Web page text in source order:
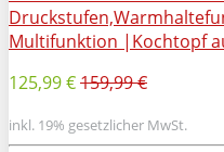
125,99 €159,99 €
inkl. 19% gesetzlicher MwSt.